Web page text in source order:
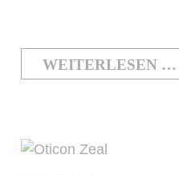
WEITERLESEN …